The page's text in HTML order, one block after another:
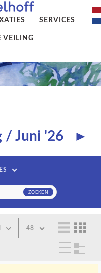
SERVICES
VEILING
/ Juni '26 ►
48